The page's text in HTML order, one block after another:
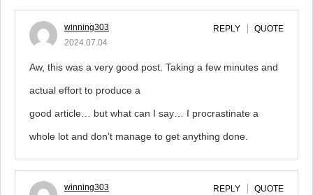
winning303
2024.07.04
REPLY QUOTE
Aw, this was a very good post. Taking a few minutes and
actual effort to produce a
good article… but what can I say… I procrastinate a
whole lot and don’t manage to get anything done.
winning303
REPLY QUOTE